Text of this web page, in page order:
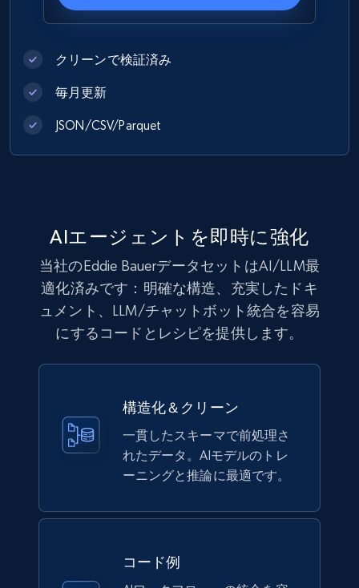
URL, Title, Rating, Reviews, Initial price, Final
price, Currency, Stock, and more.
165+ 今すぐ購入
Lowes.com
Model number, Gtin ean pn, Product name, and
eCommerce
162+ 今すぐ購入
Ikea - Products
Description, In stock, Color, Size, Reviews
クリーンで検証済み
毎月更新
JSON/CSV/Parquet
AIエージェントを即時に強化
当社のEddie BauerデータセットはAI/LLM最
適化済みです：明確な構造、充実したドキ
ュメント、LLM/チャットボット統合を容易
にするコードとレシピを提供します。
構造化＆クリーン
一貫したスキーマで前処理さ
れたデータ。AIモデルのトレ
ーニングと推論に最適です。
コード例